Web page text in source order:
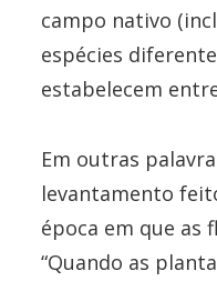
campo nativo
espécies
estabelecem
Em outras
levantamento
época em que as
“Quando as